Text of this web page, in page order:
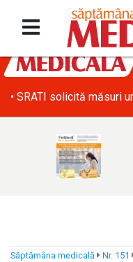
• SRATI solicită măsuri
Săptămâna medicală Nr. 151